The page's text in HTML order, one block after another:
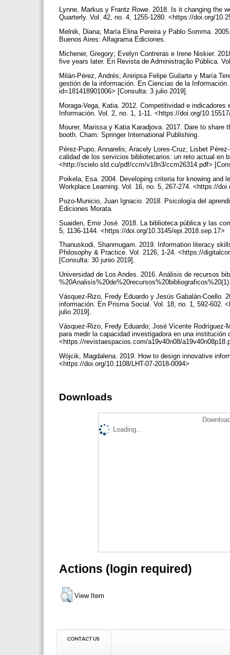
Lynne, Markus y Frantz Rowe. 2018. Is it changing the
Quarterly. Vol. 42, no. 4, 1255-1280. <https://doi.org/
Melnik, Diana; María Elina Pereira y Pablo Somma.
Buenos Aires: Alfagrama Ediciones.
Michener, Gregory; Evelyn Contreras e Irene Niskier.
five years later. En Revista de Administração Pública.
Milán-Pérez, Andrés; Aniripsa Felipe Guilarte y María
gestión de la información. En Ciencias de la
id=181418901006> [Consulta: 3 julio 2019].
Moraga-Vega, Katia. 2012. Competitividad e
Información. Vol. 2, no. 1, 1-11. <https://doi.org/
Mourer, Marissa y Katia Karadjova. 2017. Dare to
booth. Cham: Springer International Publishing.
Pérez-Pupo, Annarelis; Aracely Lores-Cruz; Lisbet
calidad de los servicios bibliotecarios: un reto actual en
<http://scielo.sld.cu/pdf/ccm/v18n3/ccm26314.pdf>
Poikela, Esa. 2004. Developing criteria for knowing and
Workplace Learning. Vol. 16, no. 5, 267-274. <https://
Pozo-Municio, Juan Ignacio. 2018. Psicología del
Ediciones Morata.
Suaiden, Emir José. 2018. La biblioteca pública y las
5, 1136-1144. <https://doi.org/10.3145/epi.2018.sep.17>
Thanuskodi, Shanmugam. 2019. Information literacy
Philosophy & Practice. Vol. 2126, 1-24. <https://
[Consulta: 30 junio 2019].
Universidad de Los Andes. 2016. Análisis de recursos
Vásquez-Rizo, Fredy Eduardo y Jesús Gabalán-Coello.
información. En Prisma Social. Vol. 18, no. 1, 592-602.
julio 2019].
Vásquez-Rizo, Fredy Eduardo; José Vicente
para medir la capacidad investigadora en una
<https://revistaespacios.com/a19v40n08/
Wójcik, Magdalena. 2019. How to design innovative
<https://doi.org/10.1108/LHT-07-2018-0094>
Downloads
Loading...
Actions (login required)
View Item